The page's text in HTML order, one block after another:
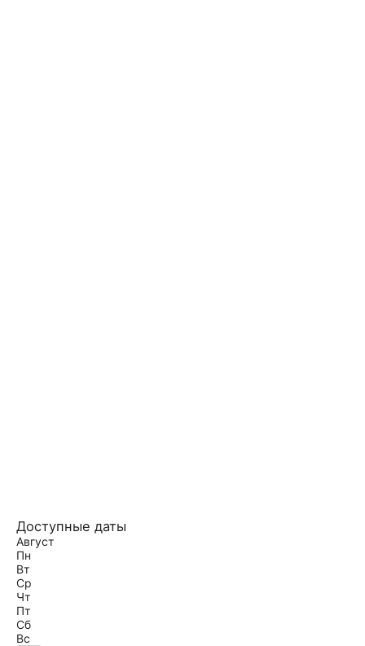
Доступные даты
Август
Пн
Вт
Ср
Чт
Пт
Сб
Вс